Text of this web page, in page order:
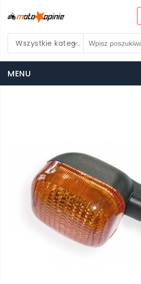
Wszystkie kategorie
MENU